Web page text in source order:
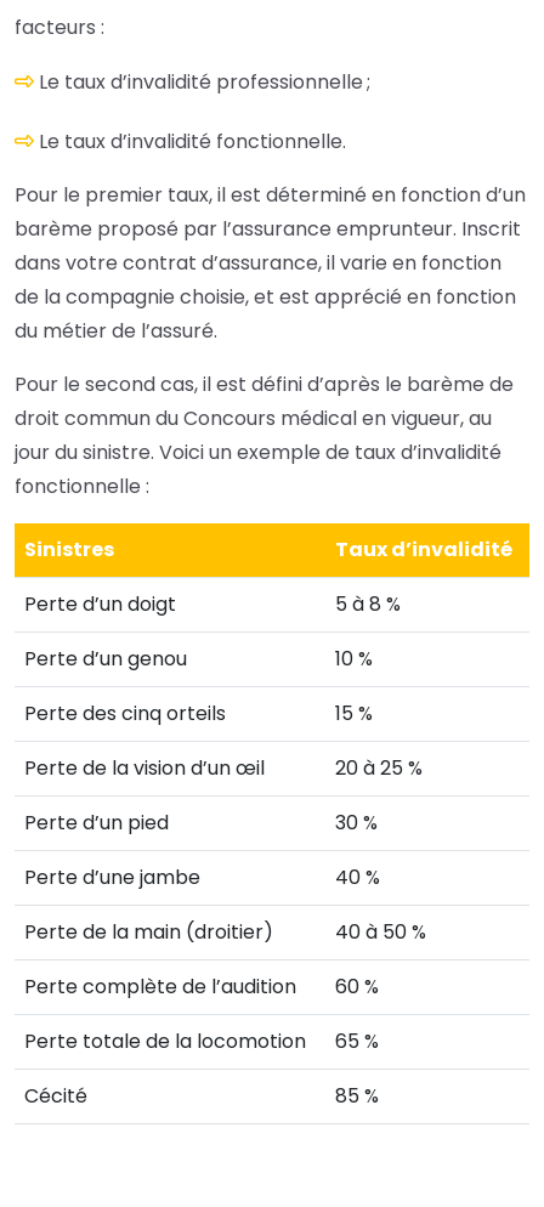
facteurs :
Le taux d’invalidité professionnelle ;
Le taux d’invalidité fonctionnelle.
Pour le premier taux, il est déterminé en fonction d’un
barème proposé par l’assurance emprunteur. Inscrit
dans votre contrat d’assurance, il varie en fonction
de la compagnie choisie, et est apprécié en fonction
du métierde l’assuré.
Pour le second cas, il est défini d’après le barème de
droit commun du Concours médical en vigueur, au
jour du sinistre. Voici un exemple de taux d’invalidité
fonctionnelle :
Sinistres
Taux d’invalidité
Perte d’un doigt
5 à 8 %
Perte d’un genou
10 %
Perte des cinq orteils
15 %
Perte de la vision d’un œil
20 à 25 %
Perte d’un pied
30 %
Perte d’une jambe
40 %
Perte de la main (droitier)
40 à 50 %
Perte complète de l’audition
60 %
Perte totale de la locomotion
65 %
Cécité
85 %